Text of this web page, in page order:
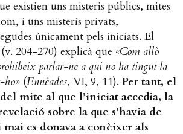
existien uns misteris públics, mites
i uns misteris privats,
únicament pels iniciats. El
204-270) explicà que «Com allò
parlar-ne a qui no ha tingut la
ho» (Ennèades, VI, 9, 11). Per tant, el
mite al que l’iniciat accedia, la
sobre la que s’havia de
es donava a conèixer als